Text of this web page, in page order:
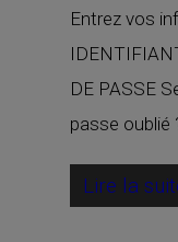
Entrez vos
DE PASSE
passe oublié
Lire la